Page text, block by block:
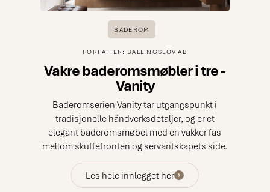
BADEROM
FORFATTER: BALLINGSLÖV AB
Vakre baderomsmøbler i tre -
Vanity
Baderomserien Vanity tar utgangspunkt i
tradisjonelle håndverksdetaljer, og er et
elegant baderomsmøbel med en vakker fas
mellom skuffefronten og servantskapets side.
Les hele innlegget her